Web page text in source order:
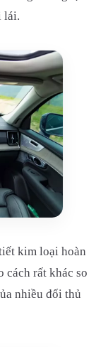
lái.
kim loại hoàn
cách rất khác so
nhiều đối thủ